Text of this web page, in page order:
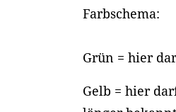
Farbschema:
Grün = hier
Gelb = hier